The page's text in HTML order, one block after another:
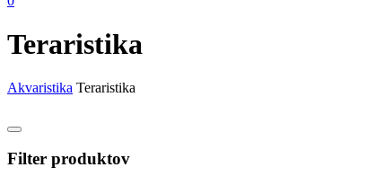
Teraristika
Akvaristika Teraristika
Filter produktov